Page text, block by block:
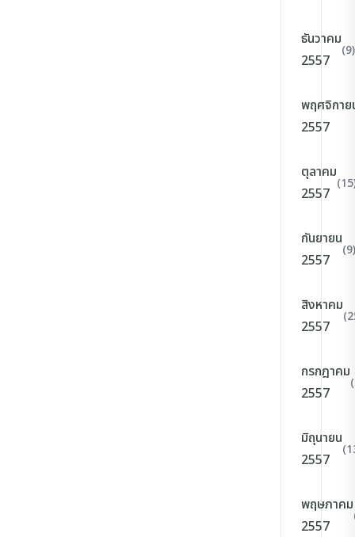
ธันวาคม
2557
(9)
พฤศจิกาย
2557
ตุลาคม
2557
กันยายน
2557
(9)
สิงหาคม
2557
กรกฎาคม
2557
มิถุนายน
2557
พฤษภาคม
2557